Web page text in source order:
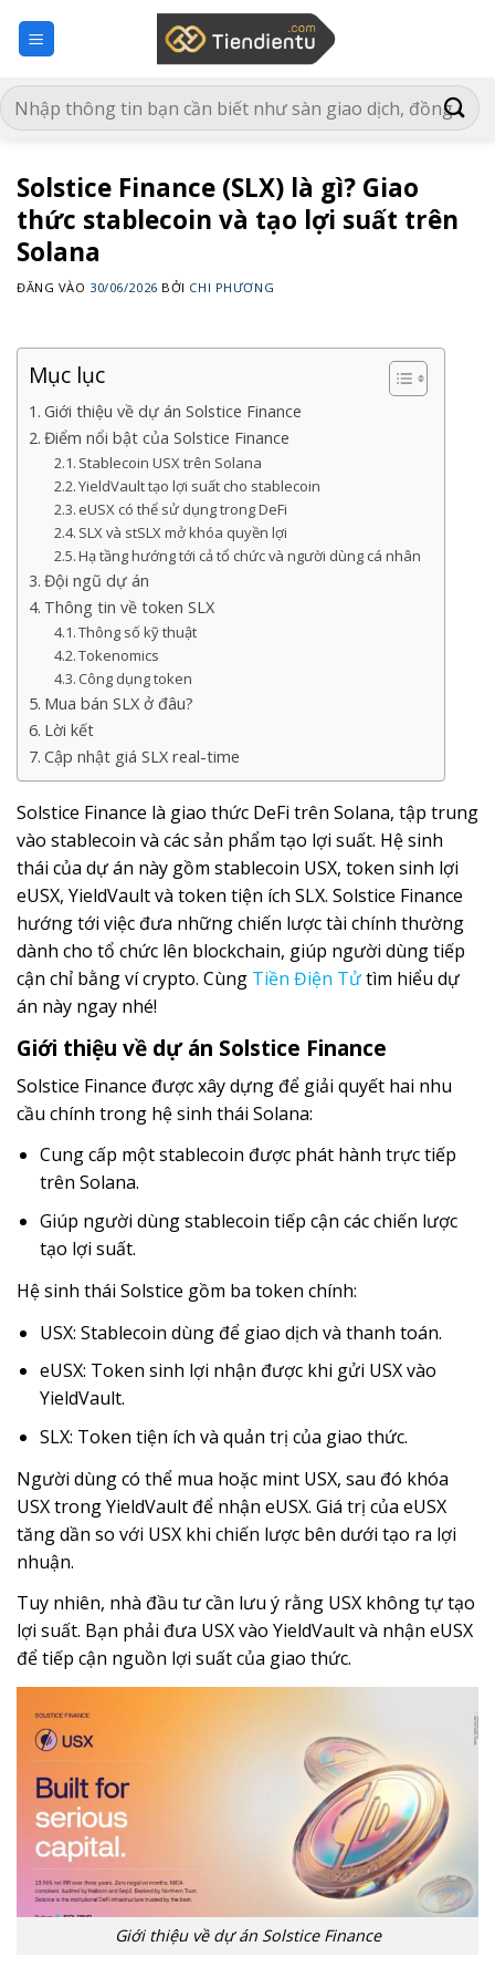
qua
dung
Solstice Finance (SLX) là gì? Giao
thức stablecoin và tạo lợi suất trên
Solana
ĐĂNG VÀO 30/06/2026 BỞI CHI PHƯƠNG
Mục lục
Giới thiệu về dự án Solstice Finance
Điểm nổi bật của Solstice Finance
Stablecoin USX trên Solana
YieldVault tạo lợi suất cho stablecoin
eUSX có thể sử dụng trong DeFi
SLX và stSLX mở khóa quyền lợi
Hạ tầng hướng tới cả tổ chức và người dùng cá nhân
Đội ngũ dự án
Thông tin về token SLX
Thông số kỹ thuật
Tokenomics
Công dụng token
Mua bán SLX ở đâu?
Lời kết
Cập nhật giá SLX real-time
Solstice Finance là giao thức DeFi trên Solana, tập trung
vào stablecoin và các sản phẩm tạo lợi suất. Hệ sinh
thái của dự án này gồm stablecoin USX, token sinh lợi
eUSX, YieldVault và token tiện ích SLX. Solstice Finance
hướng tới việc đưa những chiến lược tài chính thường
dành cho tổ chức lên blockchain, giúp người dùng tiếp
cận chỉ bằng ví crypto. Cùng Tiền Điện Tửtìm hiểu dự
án này ngay nhé!
Giới thiệu về dự án Solstice Finance
Solstice Finance được xây dựng để giải quyết hai nhu
cầu chính trong hệ sinh thái Solana:
Cung cấp một stablecoin được phát hành trực tiếp
trên Solana.
Giúp người dùng stablecoin tiếp cận các chiến lược
tạo lợi suất.
Hệ sinh thái Solstice gồm ba token chính:
USX: Stablecoin dùng để giao dịch và thanh toán.
eUSX: Token sinh lợi nhận được khi gửi USX vào
YieldVault.
SLX: Token tiện ích và quản trị của giao thức.
Người dùng có thể mua hoặc mint USX, sau đó khóa
USX trong YieldVault để nhận eUSX. Giá trị của eUSX
tăng dần so với USX khi chiến lược bên dưới tạo ra lợi
nhuận.
Tuy nhiên, nhà đầu tư cần lưu ý rằng USX không tự tạo
lợi suất. Bạn phải đưa USX vào YieldVault và nhận eUSX
để tiếp cận nguồn lợi suất của giao thức.
Giới thiệu về dự án Solstice Finance